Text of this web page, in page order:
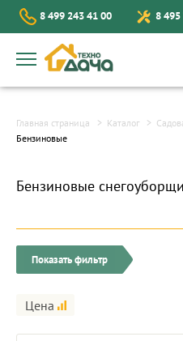
8 499 243 41 00 8 495
Главная страница Каталог
Бензиновые
Бензиновые
Показать фильтр
Цена